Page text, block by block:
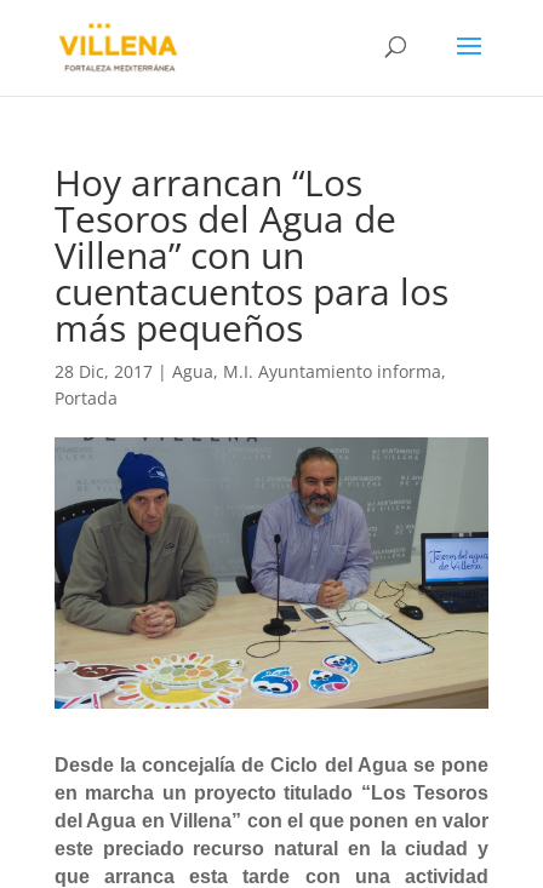
Hoy arrancan “Los
Tesoros del Agua de
Villena” con un
cuentacuentos para los
más pequeños
28 Dic, 2017| Agua, M.I. Ayuntamiento informa,
Portada
Desde la concejalía de Ciclo del Agua se pone
en marcha un proyecto titulado “Los Tesoros
del Agua en Villena” con el que ponen en valor
este preciado recurso natural en la ciudad y
que arranca esta tarde con una actividad